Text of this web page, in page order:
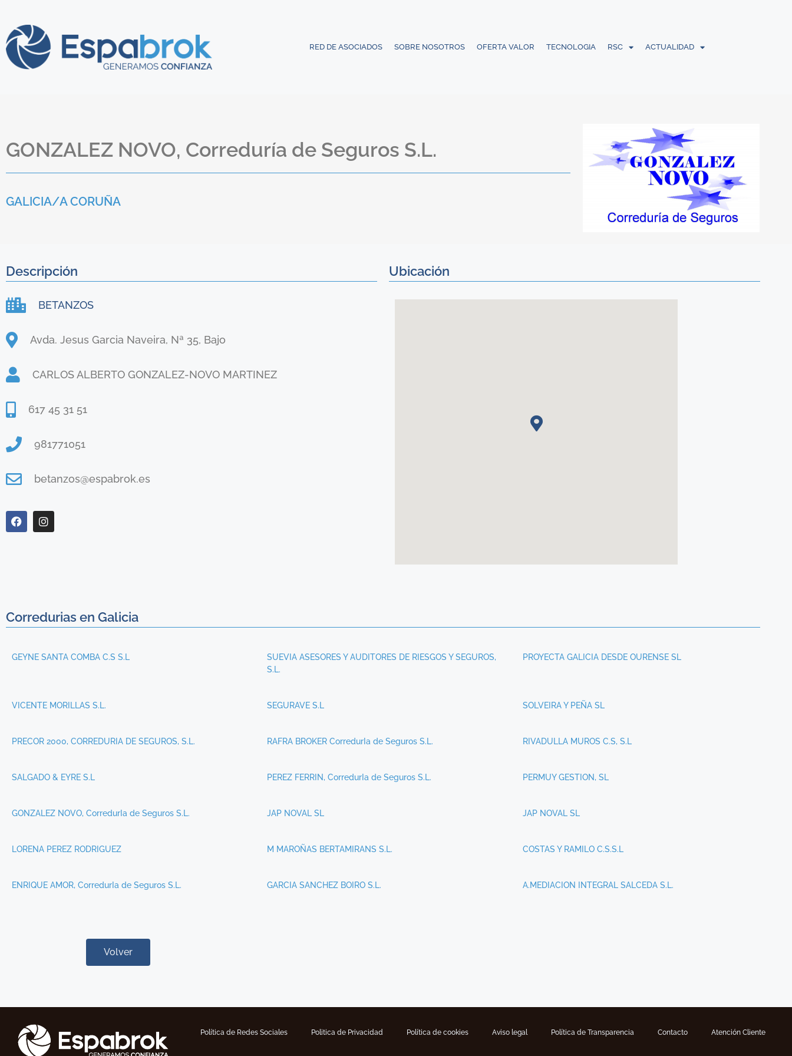
RED DE ASOCIADOS SOBRE NOSOTROS OFERTA VALOR TECNOLOGIA RSC ACTUALIDAD
GONZALEZ NOVO, Correduría de Seguros S.L.
GALICIA/A CORUÑA
Descripción
BETANZOS
Avda. Jesus Garcia Naveira, Nª 35, Bajo
CARLOS ALBERTO GONZALEZ-NOVO MARTINEZ
617 45 31 51
981771051
betanzos@espabrok.es
Ubicación
Corredurias en Galicia
GEYNE SANTA COMBA C.S S.L
SUEVIA ASESORES Y AUDITORES DE RIESGOS Y SEGUROS,
S.L.
PROYECTA GALICIA DESDE OURENSE SL
VICENTE MORILLAS S.L. SEGURAVE S.L SOLVEIRA Y PEÑA SL
PRECOR 2000, CORREDURIA DE SEGUROS, S.L. RAFRA BROKER CorredurIa de Seguros S.L. RIVADULLA MUROS C.S, S.L
SALGADO & EYRE S.L PEREZ FERRIN, CorredurIa de Seguros S.L. PERMUY GESTION, SL
GONZALEZ NOVO, CorredurIa de Seguros S.L. JAP NOVAL SL JAP NOVAL SL
LORENA PEREZ RODRIGUEZ M MAROÑAS BERTAMIRANS S.L. COSTAS Y RAMILO C.S.S.L
ENRIQUE AMOR, CorredurIa de Seguros S.L. GARCIA SANCHEZ BOIRO S.L. A.MEDIACION INTEGRAL SALCEDA S.L.
Volver
Política de Redes Sociales Politica de Privacidad Política de cookies Aviso legal Política de Transparencia Contacto Atención Cliente